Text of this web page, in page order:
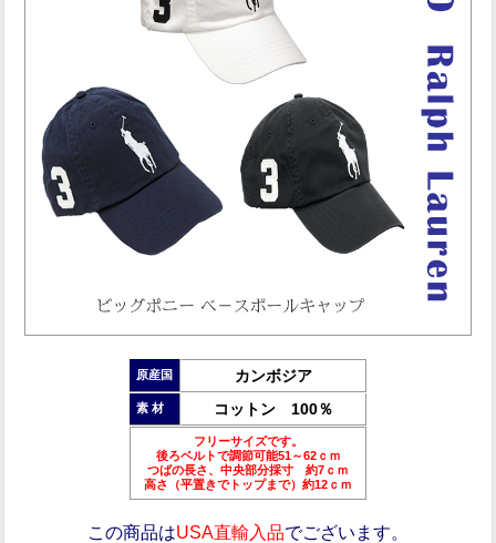
原産国 カンボジア
素 材 コットン 100％
フリーサイズです。
後ろベルトで調節可能51～62ｃｍ
つばの長さ、中央部分採寸 約7ｃｍ
高さ（平置きでトップまで）約12ｃｍ
この商品はUSA直輸入品でございます。